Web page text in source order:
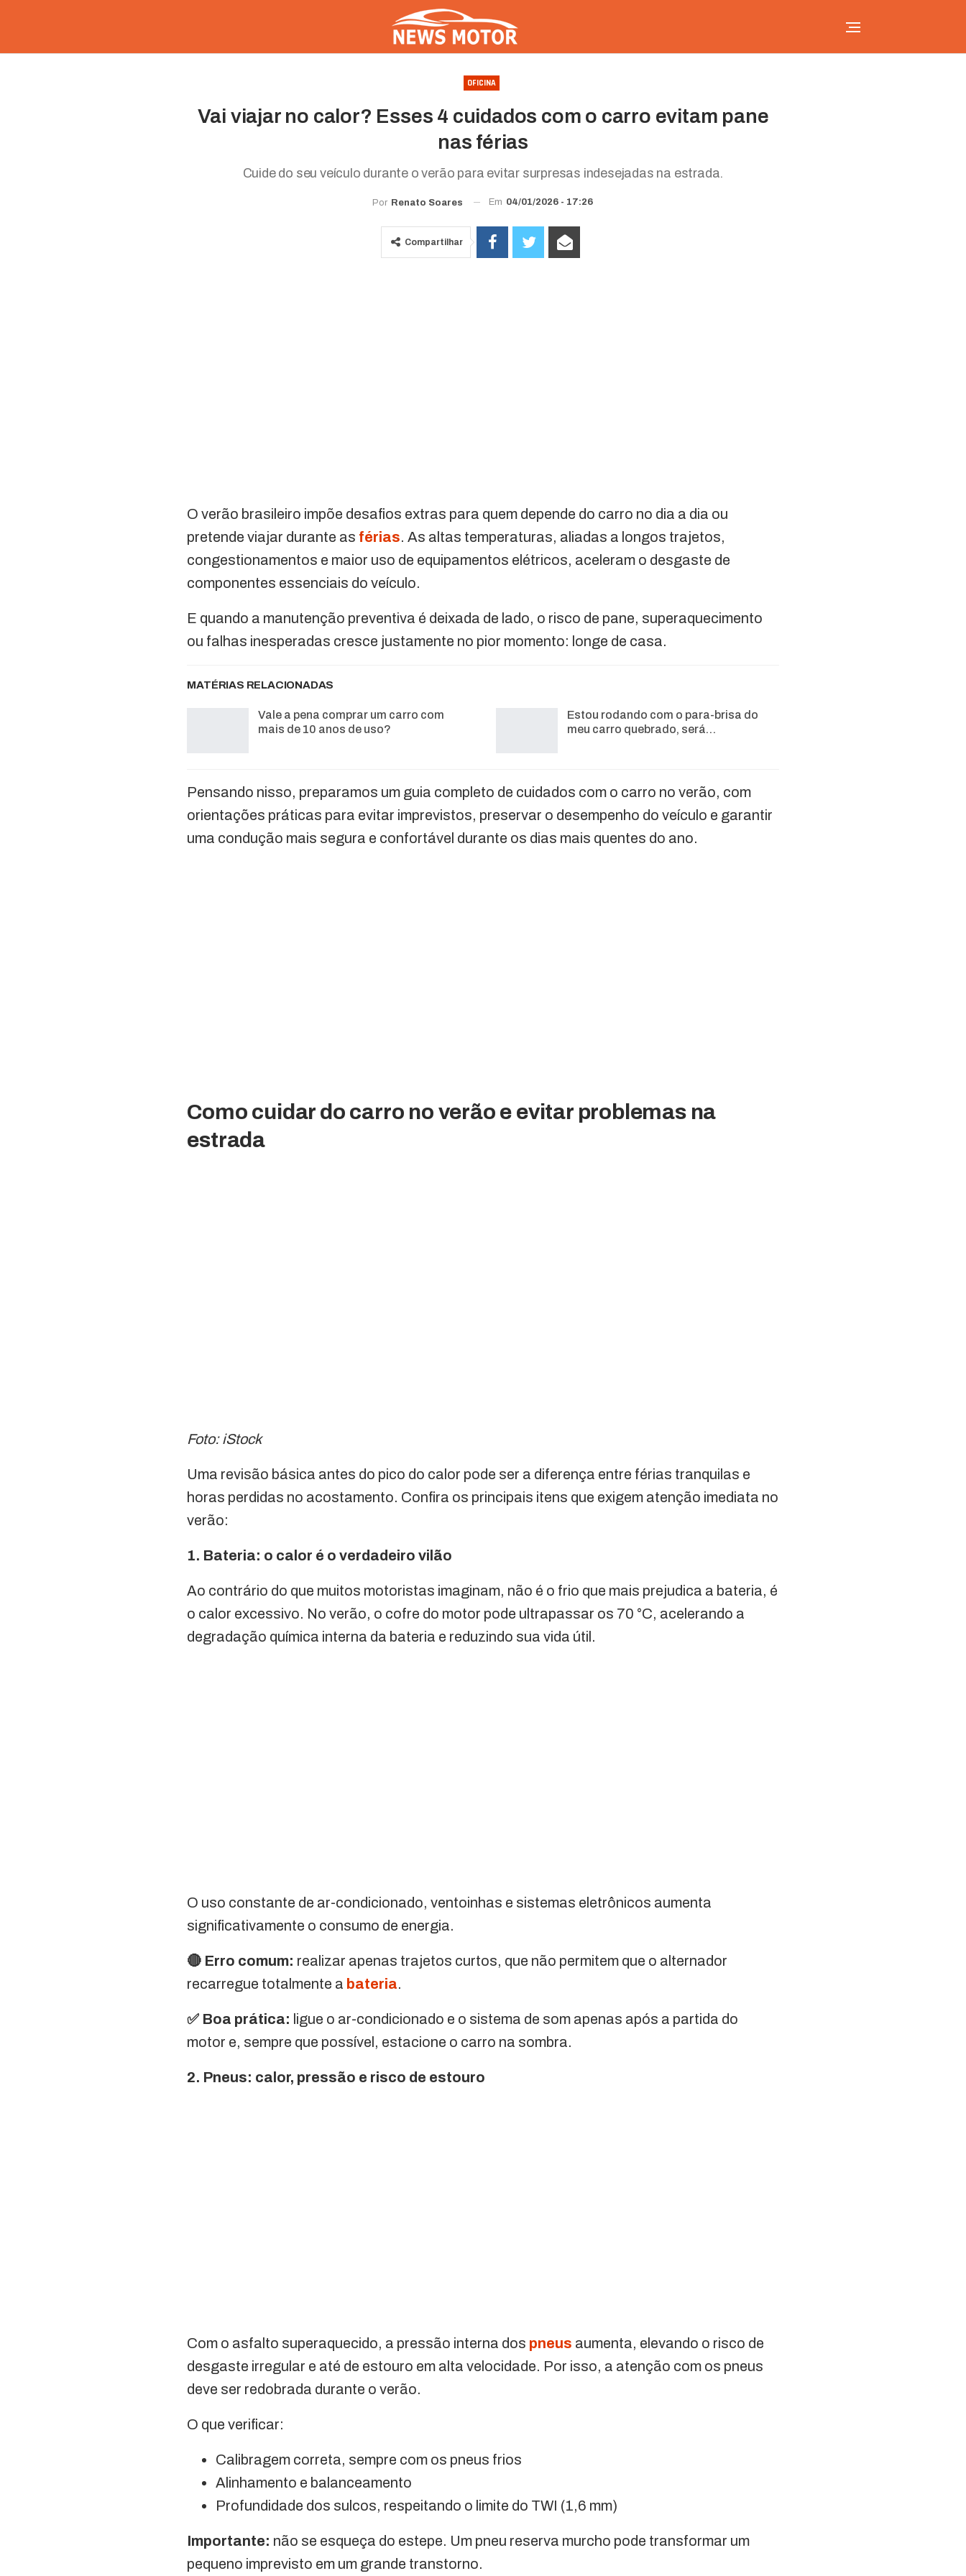
OFICINA
Vai viajar no calor? Esses 4 cuidados com o carro evitam pane
nas férias
Cuide do seu veículo durante o verão para evitar surpresas indesejadas na estrada.
Por Renato Soares Em 04/01/2026 - 17:26
Compartilhar
O verão brasileiro impõe desafios extras para quem depende do carro no dia a dia ou
pretende viajar durante as férias. As altas temperaturas, aliadas a longos trajetos,
congestionamentos e maior uso de equipamentos elétricos, aceleram o desgaste de
componentes essenciais do veículo.
E quando a manutenção preventiva é deixada de lado, o risco de pane, superaquecimento
ou falhas inesperadas cresce justamente no pior momento: longe de casa.
MATÉRIAS RELACIONADAS
Vale a pena comprar um carro com
mais de 10 anos de uso?
Estou rodando com o para-brisa do
meu carro quebrado, será…
Pensando nisso, preparamos um guia completo de cuidados com o carro no verão, com
orientações práticas para evitar imprevistos, preservar o desempenho do veículo e garantir
uma condução mais segura e confortável durante os dias mais quentes do ano.
Como cuidar do carro no verão e evitar problemas na
estrada
Foto: iStock
Uma revisão básica antes do pico do calor pode ser a diferença entre férias tranquilas e
horas perdidas no acostamento. Confira os principais itens que exigem atenção imediata no
verão:
1. Bateria: o calor é o verdadeiro vilão
Ao contrário do que muitos motoristas imaginam, não é o frio que mais prejudica a bateria, é
o calor excessivo. No verão, o cofre do motor pode ultrapassar os 70 °C, acelerando a
degradação química interna da bateria e reduzindo sua vida útil.
O uso constante de ar-condicionado, ventoinhas e sistemas eletrônicos aumenta
significativamente o consumo de energia.
🔴 Erro comum: realizar apenas trajetos curtos, que não permitem que o alternador
recarregue totalmente a bateria.
✅ Boa prática: ligue o ar-condicionado e o sistema de som apenas após a partida do
motor e, sempre que possível, estacione o carro na sombra.
2. Pneus: calor, pressão e risco de estouro
Com o asfalto superaquecido, a pressão interna dos pneus aumenta, elevando o risco de
desgaste irregular e até de estouro em alta velocidade. Por isso, a atenção com os pneus
deve ser redobrada durante o verão.
O que verificar:
Calibragem correta, sempre com os pneus frios
Alinhamento e balanceamento
Profundidade dos sulcos, respeitando o limite do TWI (1,6 mm)
Importante: não se esqueça do estepe. Um pneu reserva murcho pode transformar um
pequeno imprevisto em um grande transtorno.